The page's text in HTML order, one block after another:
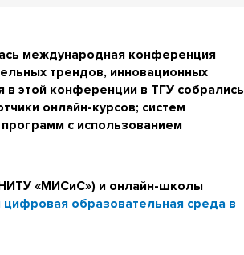
международная конференция
трендов, инновационных
этой конференции в ТГУ собрались
онлайн-курсов; систем
с использованием
НИТУ «МИСиС») и онлайн-школы
образовательная среда в